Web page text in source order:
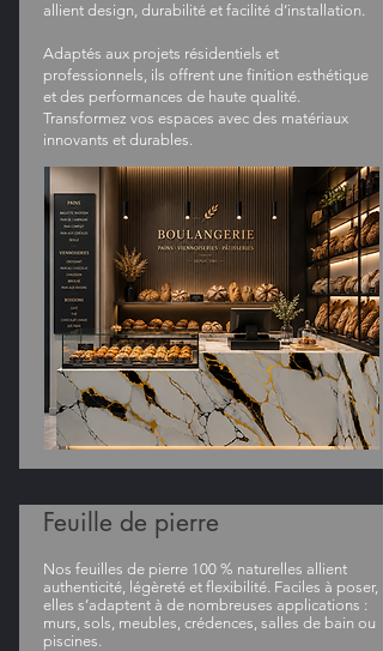
allient design, durabilité et facilité d’installation.
Adaptés aux projets résidentiels et
professionnels, ils offrent une finition esthétique
et des performances de haute qualité.
Transformez vos espaces avec des matériaux
innovants et durables.
Feuille de pierre
Nos feuilles de pierre 100 % naturelles allient
authenticité, légèreté et flexibilité. Faciles à poser,
elles s’adaptent à de nombreuses applications :
murs, sols, meubles, crédences, salles de bain ou
piscines.